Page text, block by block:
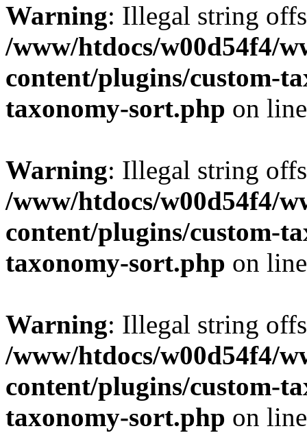
Warning: Illegal string
/www/htdocs/w00d54f4/
content/plugins/custom-
taxonomy-sort.php on
Warning: Illegal string
/www/htdocs/w00d54f4/
content/plugins/custom-
taxonomy-sort.php on
Warning: Illegal string
/www/htdocs/w00d54f4/
content/plugins/custom-
taxonomy-sort.php on